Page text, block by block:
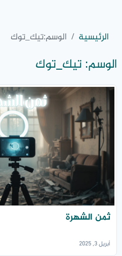
الرئيسية الوسم:تيك_توك
الوسم:تيك_توك
ثمن الشهرة
أبريل 3, 2025